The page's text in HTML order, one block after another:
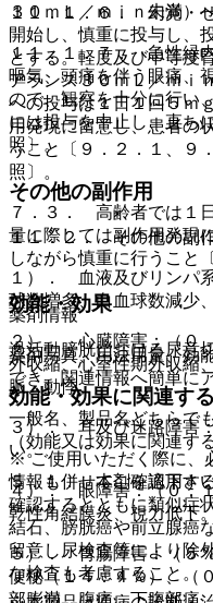
１１．１．６． 幻覚・
１１．１．７． 急性緑
嘔気、頭痛を伴う眼痛、
ので、観察を十分に行い
には投与を中止し、直ち
照〕。
その他の副作用
１１．２． その他の副
１）． 血液及びリンパ
球数増多、白血球数減少
２）． 心臓障害：（０
外収縮、心室性期外収縮
脈、動悸。
３）． 耳及び迷路障害
い。
４）． 眼障害：（０．
乾性角結膜炎、視力低下
５）． 胃腸障害：（５
便秘（１４．４％）、（
部膨満、腹痛、下腹部痛
３０ｍＬ／ｍｉｎ未満）
開始し、慎重に投与し、
とする。軽度及び中等度
アランス３０ｍＬ／ｍｉ
への投与は１日１回５ｍ
用発現に留意し、患者の
うこと〔９．２．１、９
照〕。
７．３． 高齢者では１
量に際しては副作用発現
しながら慎重に行うこと
効能・効果
過活動膀胱における尿意
効能・効果に関連す
（効能又は効果に関連す
５．１． 本剤を適用す
確認するとともに類似症
結石、膀胱癌や前立腺癌
留意し尿検査等により除
な検査も考慮すること。
薬剤情報
薬剤写真、用法用量、効
でき、関連情報へ簡単に
一般名、製品名どちらで
※ ご使用いただく際に、
情報も併せてご確認下さ